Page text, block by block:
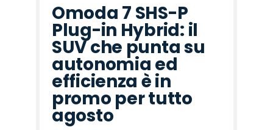
Omoda 7 SHS-P
Plug-in Hybrid: il
SUV che punta su
autonomia ed
efficienza è in
promo per tutto
agosto